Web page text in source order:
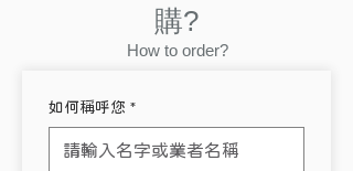
購?
How to order?
如何稱呼您 *